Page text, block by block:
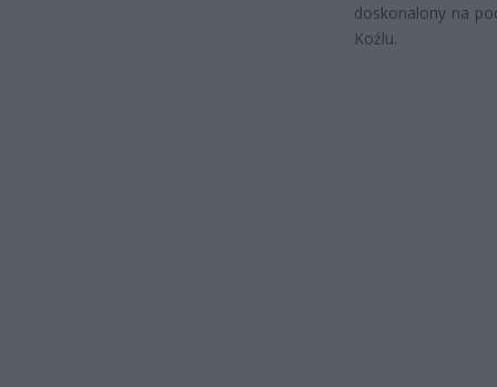
doskonalony na
Koźlu.